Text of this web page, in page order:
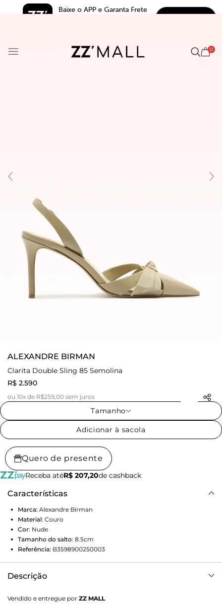
Baixe o APP e Garanta Frete
0
ALEXANDRE BIRMAN
Clarita Double Sling 85 Semolina
R$ 2.590
ou 10x de R$259,00 sem juros
Tamanho
Adicionar à sacola
Quero de presente
Receba atéR$ 207,20de cashback
Características
Marca: Alexandre Birman
Material: Couro
Cor: Nude
Tamanho do salto: 8.5cm
Referência: B3598900250003
Descrição
duplo e assimétrico como elemento central de sua
Vendido e entregue por ZZ MALL